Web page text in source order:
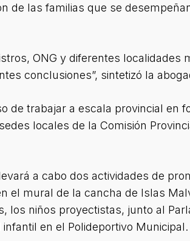
de las familias que se
ONG y diferentes
conclusiones”, sintetizó la
de trabajar a escala provincial en
locales de la Comisión
a cabo dos actividades de
el mural de la cancha de Islas
los niños proyectistas, junto al
en el Polideportivo Municipal.